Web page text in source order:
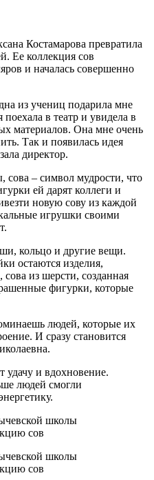
Костамарова превратила
Ее коллекция сов
и началась совершенно
из учениц подарила мне
в театр и увидела в
материалов. Она мне очень
Так и появилась идея
директор.
– символ мудрости, что
ей дарят коллеги и
новую сову из каждой
игрушки своими
кольцо и другие вещи.
остаются изделия,
из шерсти, созданная
фигурки, которые
людей, которые их
И сразу становится
удачу и вдохновение.
людей смогли